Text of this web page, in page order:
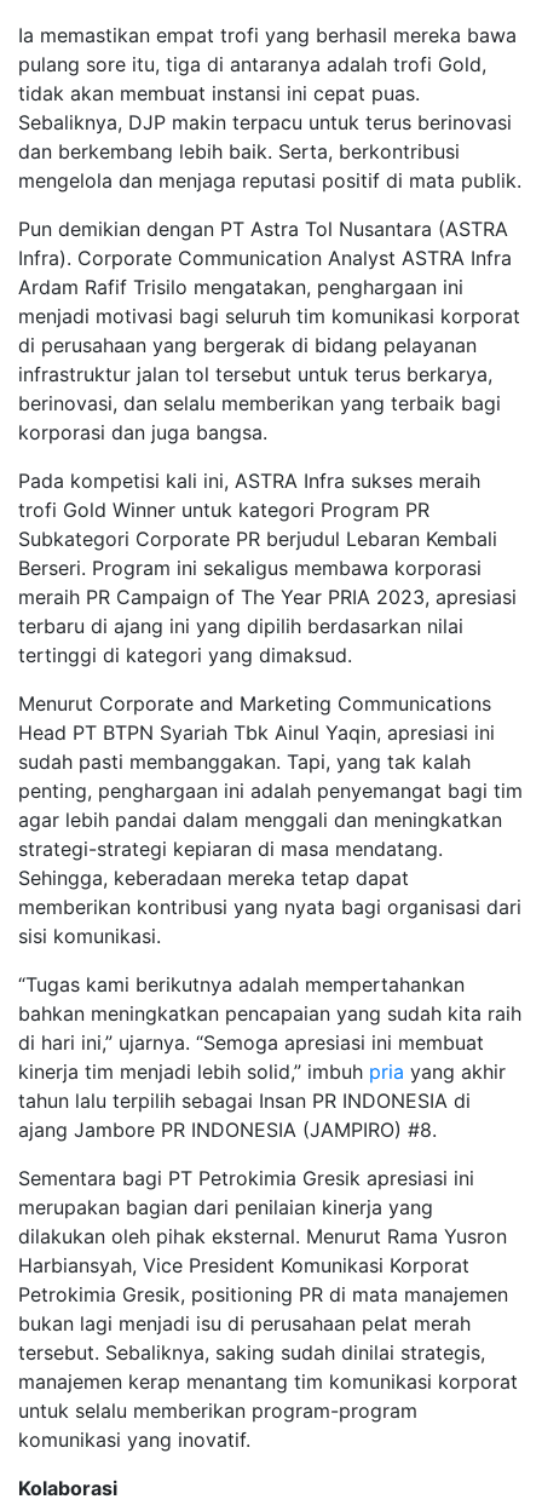
Ia memastikan empat trofi yang berhasil mereka bawa
pulang sore itu, tiga di antaranya adalah trofi Gold,
tidak akan membuat instansi ini cepat puas.
Sebaliknya, DJP makin terpacu untuk terus berinovasi
dan berkembang lebih baik. Serta, berkontribusi
mengelola dan menjaga reputasi positif di mata publik.
Pun demikian dengan PT Astra Tol Nusantara (ASTRA
Infra). Corporate Communication Analyst ASTRA Infra
Ardam Rafif Trisilo mengatakan, penghargaan ini
menjadi motivasi bagi seluruh tim komunikasi korporat
di perusahaan yang bergerak di bidang pelayanan
infrastruktur jalan tol tersebut untuk terus berkarya,
berinovasi, dan selalu memberikan yang terbaik bagi
korporasi dan juga bangsa.
Pada kompetisi kali ini, ASTRA Infra sukses meraih
trofi Gold Winner untuk kategori Program PR
Subkategori Corporate PR berjudul Lebaran Kembali
Berseri. Program ini sekaligus membawa korporasi
meraih PR Campaign of The Year PRIA 2023, apresiasi
terbaru di ajang ini yang dipilih berdasarkan nilai
tertinggi di kategori yang dimaksud.
Menurut Corporate and Marketing Communications
Head PT BTPN Syariah Tbk Ainul Yaqin, apresiasi ini
sudah pasti membanggakan. Tapi, yang tak kalah
penting, penghargaan ini adalah penyemangat bagi tim
agar lebih pandai dalam menggali dan meningkatkan
strategi-strategi kepiaran di masa mendatang.
Sehingga, keberadaan mereka tetap dapat
memberikan kontribusi yang nyata bagi organisasi dari
sisi komunikasi.
“Tugas kami berikutnya adalah mempertahankan
bahkan meningkatkan pencapaian yang sudah kita raih
di hari ini,” ujarnya. “Semoga apresiasi ini membuat
kinerja tim menjadi lebih solid,” imbuh pria yang akhir
tahun lalu terpilih sebagai Insan PR INDONESIA di
ajang Jambore PR INDONESIA (JAMPIRO) #8.
Sementara bagi PT Petrokimia Gresik apresiasi ini
merupakan bagian dari penilaian kinerja yang
dilakukan oleh pihak eksternal. Menurut Rama Yusron
Harbiansyah, Vice President Komunikasi Korporat
Petrokimia Gresik, positioning PR di mata manajemen
bukan lagi menjadi isu di perusahaan pelat merah
tersebut. Sebaliknya, saking sudah dinilai strategis,
manajemen kerap menantang tim komunikasi korporat
untuk selalu memberikan program-program
komunikasi yang inovatif.
Kolaborasi